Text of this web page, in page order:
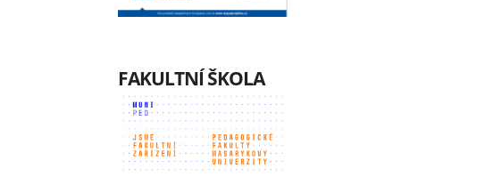
FAKULTNÍ ŠKOLA